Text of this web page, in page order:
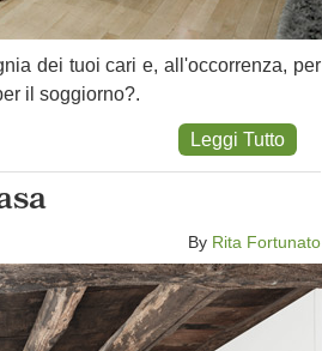
dei tuoi cari e, all'occorrenza, per
il soggiorno?.
Leggi Tutto
By Rita Fortunato